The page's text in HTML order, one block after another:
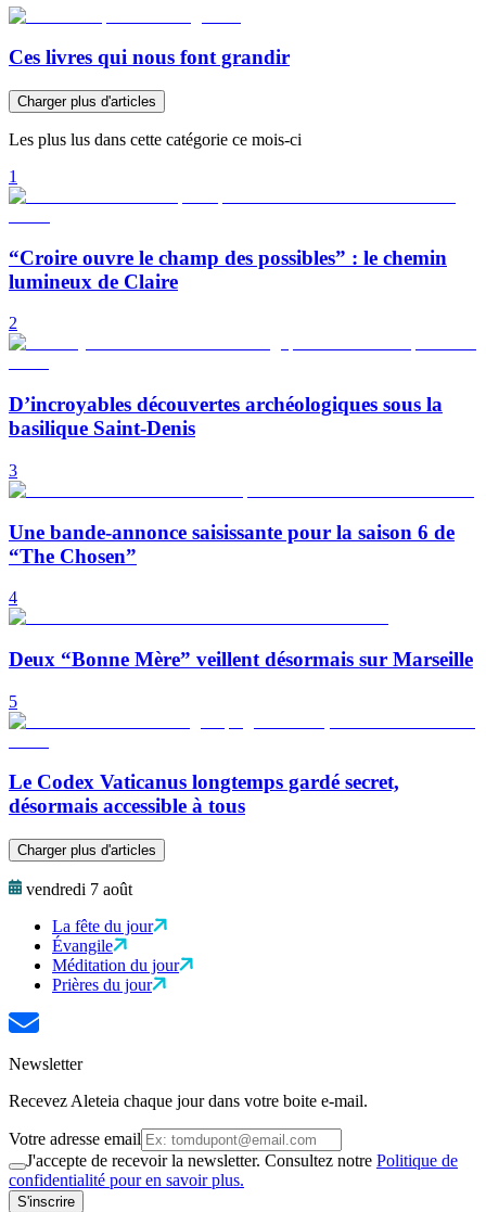
Ces livres qui nous font grandir
Charger plus d'articles
Les plus lus dans cette catégorie ce mois-ci
1
“Croire ouvre le champ des possibles” : le chemin
lumineux de Claire
2
D’incroyables découvertes archéologiques sous la
basilique Saint-Denis
3
Une bande-annonce saisissante pour la saison 6 de
“The Chosen”
4
Deux “Bonne Mère” veillent désormais sur Marseille
5
Le Codex Vaticanus longtemps gardé secret,
désormais accessible à tous
Charger plus d'articles
vendredi 7 août
La fête du jour
Évangile
Méditation du jour
Prières du jour
Newsletter
Recevez Aleteia chaque jour dans votre boite e-mail.
Votre adresse email
J'accepte de recevoir la newsletter. Consultez notre Politique de
confidentialité pour en savoir plus.
S'inscrire